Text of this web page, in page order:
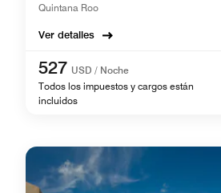
Quintana Roo
Ver detalles
527 USD / Noche
Todos los impuestos y cargos están
incluidos